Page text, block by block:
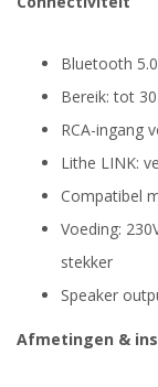
Bluetooth
Bereik: tot
RCA-ingang
Lithe LINK:
Compatibel
Voeding:
stekker
Speaker
Afmetingen &